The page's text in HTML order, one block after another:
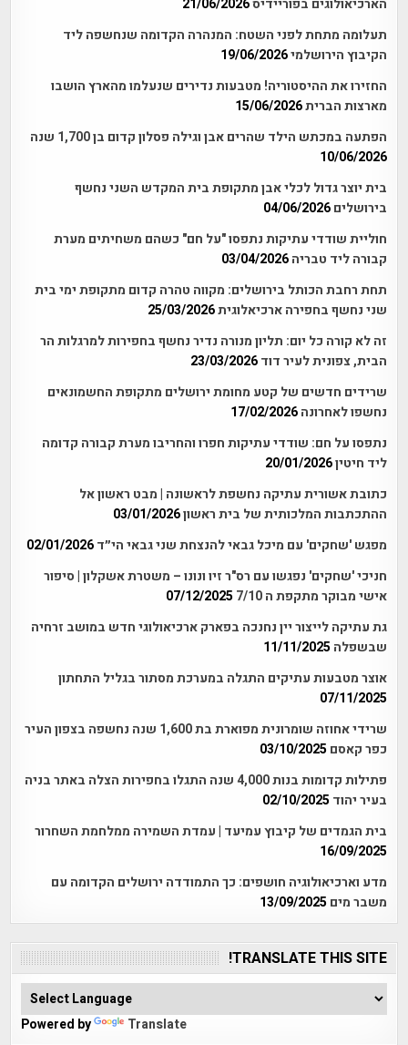
הארכיאולוגים בפוריידיס21/06/2026
תעלומה מתחת לפני השטח: המנהרה הקדומה שנחשפה ליד
הקיבוץ הירושלמי19/06/2026
החזירו את ההיסטוריה! מטבעות נדירים שנעלמו מהארץ הושבו
מארצות הברית15/06/2026
הפתעה במכתש הילד שהרים אבן וגילה פסלון קדום בן 1,700 שנה
10/06/2026
בית יוצר גדול לכלי אבן מתקופת בית המקדש השני נחשף
בירושלים 04/06/2026
חוליית שודדי עתיקות נתפסו "על חם" כשהם משחיתים מערת
קבורה ליד טבריה 03/04/2026
תחת רחבת הכותל בירושלים: מקווה טהרה קדום מתקופת ימי בית
שני נחשף בחפירה ארכיאלוגית25/03/2026
זה לא קורה כל יום: תליון מנורה נדיר נחשף בחפירות למרגלות הר
הבית, צפונית לעיר דוד 23/03/2026
שרידים חדשים של קטע מחומת ירושלים מתקופת החשמונאים
נחשפו לאחרונה 17/02/2026
נתפסו על חם: שודדי עתיקות חפרו והחריבו מערת קבורה קדומה
ליד חיטין20/01/2026
כתובת אשורית עתיקה נחשפת לראשונה | מבט ראשון אל
ההתכתבות המלכותית של בית ראשון03/01/2026
מפגש 'שחקים' עם מיכל גבאי להנצחת שני גבאי הי״ד 02/01/2026
חניכי 'שחקים' נפגשו עם רס"ר זיו ונונו – משטרת אשקלון | סיפור
אישי מבוקר מתקפת ה 7/10
07/12/2025
גת עתיקה לייצור יין נחנכה בפארק ארכיאולוגי חדש במושב זרחיה
שבשפלה 11/11/2025
אוצר מטבעות עתיקים התגלה במערכת מסתור בגליל התחתון
07/11/2025
שרידי אחוזה שומרונית מפוארת בת 1,600 שנה נחשפה בצפון העיר
כפר קאסם 03/10/2025
פתילות קדומות בנות 4,000 שנה התגלו בחפירות הצלה באתר בניה
בעיר יהוד 02/10/2025
בית הגמדים של קיבוץ עמיעד | עמדת השמירה ממלחמת השחרור
16/09/2025
מדע וארכיאולוגיה חושפים: כך התמודדה ירושלים הקדומה עם
משבר מים 13/09/2025
TRANSLATE THIS SITE!
Powered by Translate